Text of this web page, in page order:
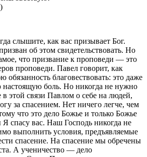
слышите, как вас призывает Бог.
об этом свидетельствовать. Но
что призвание к проповеди — это
проповеди. Павел говорит, как
обязанность благовествовать: это даже
боль. Но никогда не нужно
в этой связи Павлом о себе на людей,
за спасением. Нет ничего легче, чем
что это дело Божье и только Божье
спасу вас. Наш Господь никогда не
выполнить условия, предъявляемые
спасение. На спасение мы обречены
А ученичество — дело